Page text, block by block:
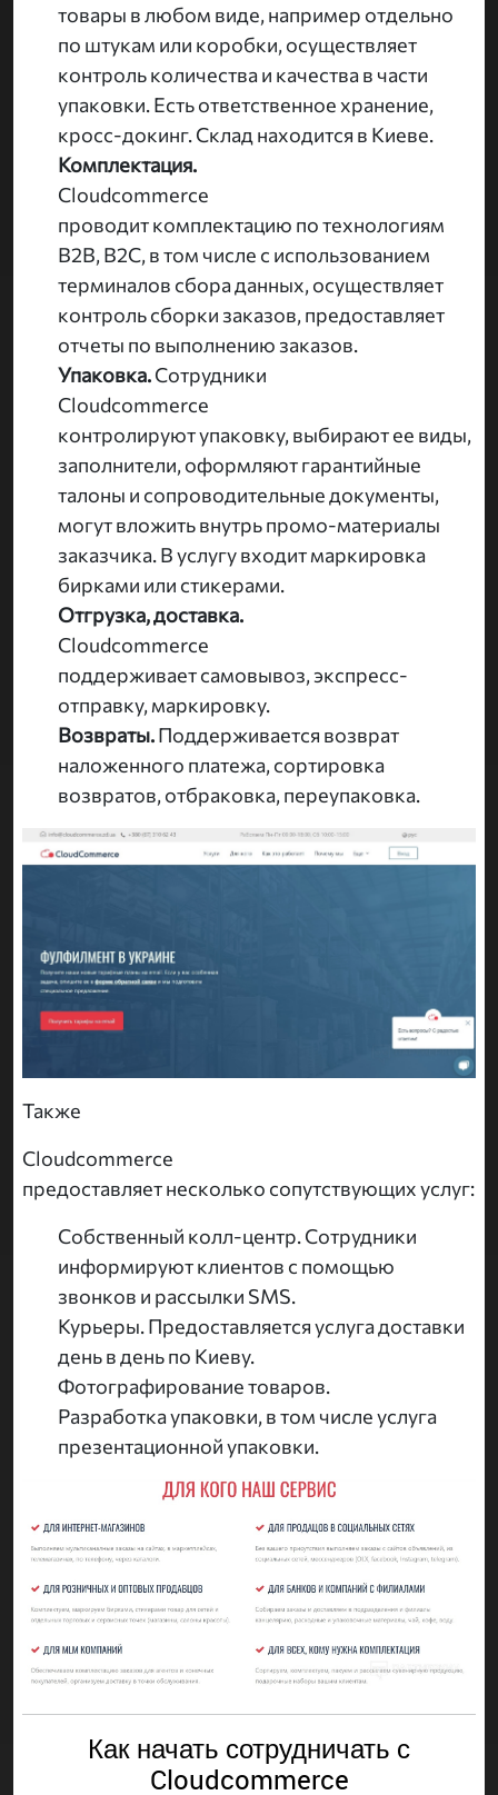
товары в любом виде, например отдельно
по штукам или коробки, осуществляет
контроль количества и качества в части
упаковки. Есть ответственное хранение,
кросс-докинг. Склад находится в Киеве.
Комплектация.
Cloudcommerce
проводит комплектацию по технологиям
B2B, B2C, в том числе с использованием
терминалов сбора данных, осуществляет
контроль сборки заказов, предоставляет
отчеты по выполнению заказов.
Упаковка.Сотрудники
Cloudcommerce
контролируют упаковку, выбирают ее виды,
заполнители, оформляют гарантийные
талоны и сопроводительные документы,
могут вложить внутрь промо-материалы
заказчика. В услугу входит маркировка
бирками или стикерами.
Отгрузка, доставка.
Cloudcommerce
поддерживает самовывоз, экспресс-
отправку, маркировку.
Возвраты.Поддерживается возврат
наложенного платежа, сортировка
возвратов, отбраковка, переупаковка.
Также
Cloudcommerce
предоставляет несколько сопутствующих услуг:
Собственный колл-центр. Сотрудники
информируют клиентов с помощью
звонков и рассылки SMS.
Курьеры. Предоставляется услуга доставки
день в день по Киеву.
Фотографирование товаров.
Разработка упаковки, в том числе услуга
презентационной упаковки.
Как начать сотрудничать с
Cloudcommerce